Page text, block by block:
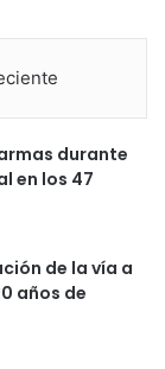
durante
en los 47
de la vía a
años de